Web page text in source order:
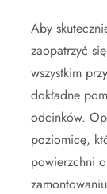
Aby
zaopatrzyć
wszystkim
dokładne
odcinków.
poziomicę,
powierzchni